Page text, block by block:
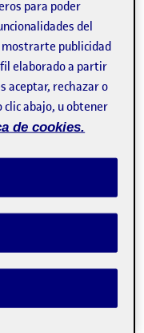
para poder
del
publicidad
elaborado a partir
aceptar, rechazar o
abajo, u obtener
de cookies.